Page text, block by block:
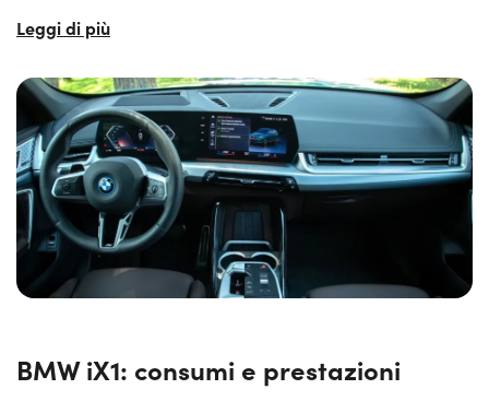
I sedili ergonomici, infine, offrono un comfort eccellente,
dettagli. Optando per una BMW iX1 noleggio lungo
termine sarà possibile contare suinterni di qualità,
come sottolineato, ad esempio, dal sistema Curved
Display che integra un quadro strumenti digitale da 10,25’’
e un display touch da 10,7’’. L’interfaccia è intuitiva e
supporta funzionalità come Apple CarPlay , Android Auto
e comandi vocali avanzati tramite l’assistente intelligente
BMW.
BMW iX1: consumi e prestazioni